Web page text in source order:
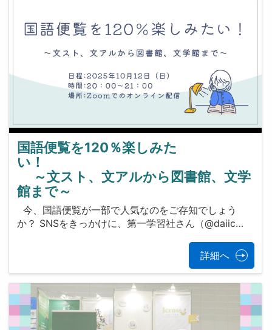
国語便覧を120％楽しみた
い！
～文スト、文アルから図書館、文学
館まで～
今、国語便覧が一部で人気なのをご存知でしょう
か？ SNSをきっかけに、第一学習社さん（@daiic…
詳細へ